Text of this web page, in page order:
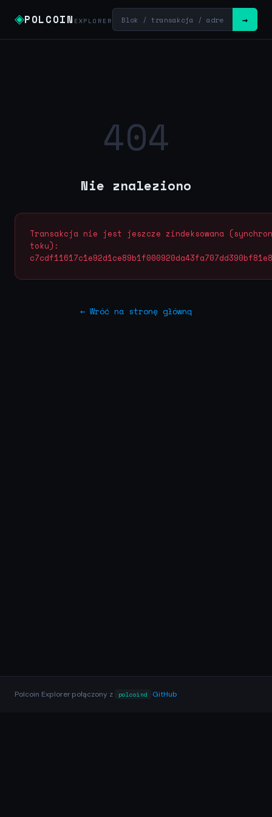
◈POLCOIN EXPLORER →
404
Nie znaleziono
Transakcja nie jest jeszcze zindeksowana
toku):
← Wróć na stronę główną
Polcoin Explorer połączony z polcoind GitHub